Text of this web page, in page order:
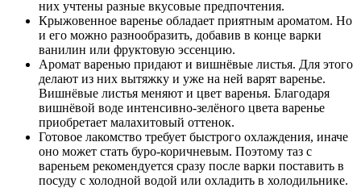
них учтены разные вкусовые предпочтения.
Крыжовенное варенье обладает приятным ароматом. Но
и его можно разнообразить, добавив в конце варки
ванилин или фруктовую эссенцию.
Аромат варенью придают и вишнёвые листья. Для этого
делают из них вытяжку и уже на ней варят варенье.
Вишнёвые листья меняют и цвет варенья. Благодаря
вишнёвой воде интенсивно-зелёного цвета варенье
приобретает малахитовый оттенок.
Готовое лакомство требует быстрого охлаждения, иначе
оно может стать буро-коричневым. Поэтому таз с
вареньем рекомендуется сразу после варки поставить в
посуду с холодной водой или охладить в холодильнике.